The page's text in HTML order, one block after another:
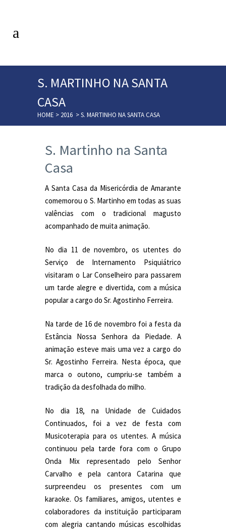
S. MARTINHO NA SANTA
CASA
HOME > 2016 >S. MARTINHO NA SANTA CASA
S. Martinho na Santa
Casa
A Santa Casa da Misericórdia de Amarante
comemorou o S. Martinho em todas as suas
valências com o tradicional magusto
acompanhado de muita animação.
No dia 11 de novembro, os utentes do
Serviço de Internamento Psiquiátrico
visitaram o Lar Conselheiro para passarem
um tarde alegre e divertida, com a música
popular a cargo do Sr. Agostinho Ferreira.
Na tarde de 16 de novembro foi a festa da
Estância Nossa Senhora da Piedade. A
animação esteve mais uma vez a cargo do
Sr. Agostinho Ferreira. Nesta época, que
marca o outono, cumpriu-se também a
tradição da desfolhada do milho.
No dia 18, na Unidade de Cuidados
Continuados, foi a vez de festa com
Musicoterapia para os utentes. A música
continuou pela tarde fora com o Grupo
Onda Mix representado pelo Senhor
Carvalho e pela cantora Catarina que
surpreendeu os presentes com um
karaoke. Os familiares, amigos, utentes e
colaboradores da instituição participaram
com alegria cantando músicas escolhidas